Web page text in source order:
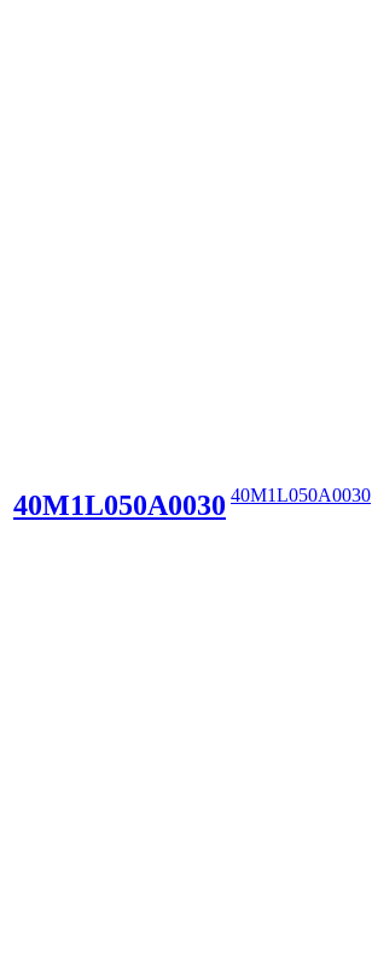
40M1L050A0030 40M1L050A0030